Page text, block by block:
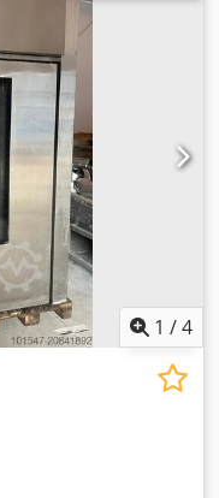
Potencia: 30 kW
l/s, 174,8 cfm, 4,95
del motor:
400 V, 50 Hz,
1 Clase 0
SMARTLINK
se asume
o actualidad
1 /4